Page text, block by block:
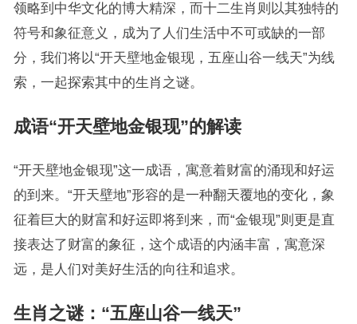
领略到中华文化的博大精深，而十二生肖则以其独特的
符号和象征意义，成为了人们生活中不可或缺的一部
分，我们将以“开天壁地金银现，五座山谷一线天”为线
索，一起探索其中的生肖之谜。
成语“开天壁地金银现”的解读
“开天壁地金银现”这一成语，寓意着财富的涌现和好运
的到来。“开天壁地”形容的是一种翻天覆地的变化，象
征着巨大的财富和好运即将到来，而“金银现”则更是直
接表达了财富的象征，这个成语的内涵丰富，寓意深
远，是人们对美好生活的向往和追求。
生肖之谜：“五座山谷一线天”